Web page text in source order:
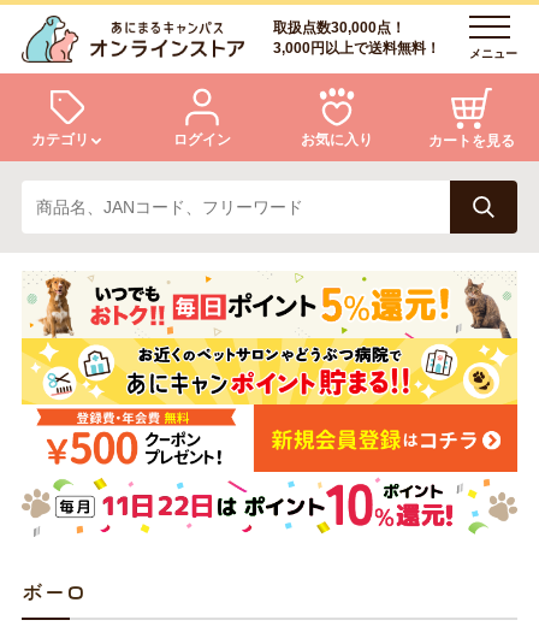
取扱点数30,000点！
3,000円以上で送料無料！
メニュー
カテゴリ
犬 猫
小動物・鳥 アクア・爬虫類・昆虫
ドッグフード キャットフード
美容・ケア用品 服・おさんぽ用品
日用品（デイリー）
ログイン お気に入り カートを見る
ログイン
会員登録
あにまるキャンパスについて
アフターサービス
商品リクエスト
お問い合わせ
ボーロ